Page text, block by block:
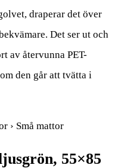
draperar det över
Det ser ut och
av återvunna PET-
den går att tvätta i
› Små mattor
55×85